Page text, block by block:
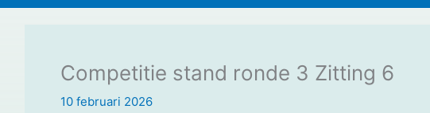
Competitie stand ronde 3 Zitting 6
10 februari 2026